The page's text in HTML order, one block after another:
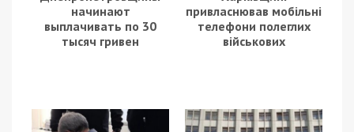
начинают
выплачивать по 30
тысяч гривен
привласнював мобільні
телефони полеглих
військових